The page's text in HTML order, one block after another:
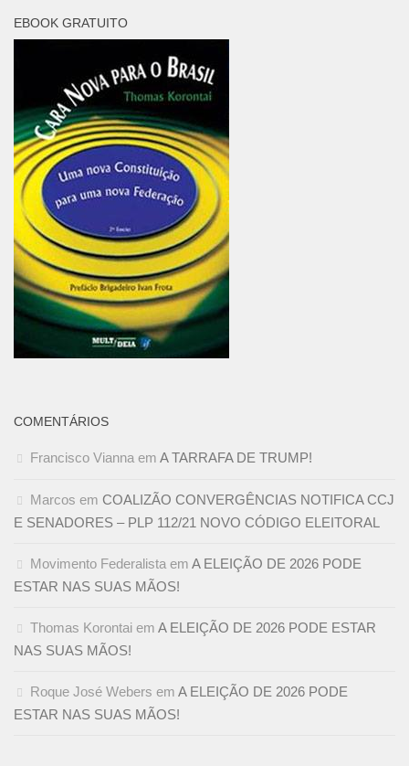
EBOOK GRATUITO
COMENTÁRIOS
Francisco Vianna em A TARRAFA DE TRUMP!
Marcos em COALIZÃO CONVERGÊNCIAS NOTIFICA CCJ
E SENADORES – PLP 112/21 NOVO CÓDIGO ELEITORAL
Movimento Federalista em A ELEIÇÃO DE 2026 PODE
ESTAR NAS SUAS MÃOS!
Thomas Korontai em A ELEIÇÃO DE 2026 PODE ESTAR
NAS SUAS MÃOS!
Roque José Webers em A ELEIÇÃO DE 2026 PODE
ESTAR NAS SUAS MÃOS!